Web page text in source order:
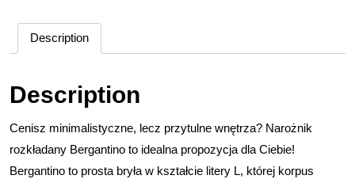
Description
Description
Cenisz minimalistyczne, lecz przytulne wnętrza? Narożnik
rozkładany Bergantino to idealna propozycja dla Ciebie!
Bergantino to prosta bryła w kształcie litery L, której korpus